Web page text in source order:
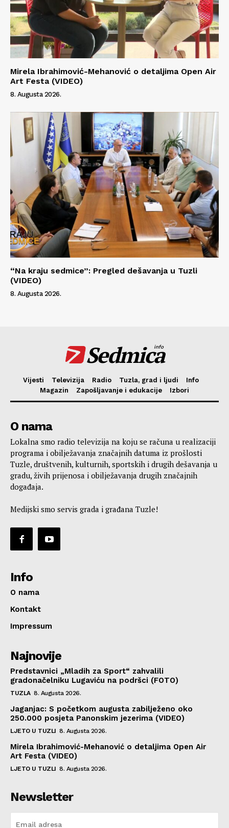
Mirela Ibrahimović-Mehanović o detaljima Open Air
Art Festa (VIDEO)
8. Augusta 2026.
“Na kraju sedmice”: Pregled dešavanja u Tuzli
(VIDEO)
8. Augusta 2026.
Sedmica
info
Vijesti Televizija Radio Tuzla, grad i ljudi
Info
Magazin
Zapošljavanje i edukacije Izbori
O nama
Lokalna smo radio televizija na koju se računa u realizaciji
programa i obilježavanja značajnih datuma iz prošlosti
Tuzle, društvenih, kulturnih, sportskih i drugih dešavanja u
gradu, živih prijenosa i obilježavanja drugih značajnih
događaja.
Medijski smo servis grada i građana Tuzle!
Info
O nama
Kontakt
Impressum
Najnovije
Predstavnici „Mladih za Sport“ zahvalili
gradonačelniku Lugaviću na podršci (FOTO)
TUZLA 8. Augusta 2026.
Jaganjac: S početkom augusta zabilježeno oko
250.000 posjeta Panonskim jezerima (VIDEO)
LJETO U TUZLI 8. Augusta 2026.
Mirela Ibrahimović-Mehanović o detaljima Open Air
Art Festa (VIDEO)
LJETO U TUZLI 8. Augusta 2026.
Newsletter